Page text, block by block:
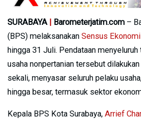
SURABAYA | Barometerjatim.com –
(BPS) melaksanakan Sensus
hingga 31 Juli. Pendataan menyeluruh
usaha nonpertanian tersebut
sekali, menyasar seluruh pelaku
hingga besar, termasuk sektor
Kepala BPS Kota Surabaya, Arrief